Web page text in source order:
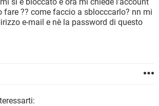
WHATSAPP
FACEBOOK
fare ?? come faccio a sblocccarlo? nn mi
e-mail e nè la password di questo